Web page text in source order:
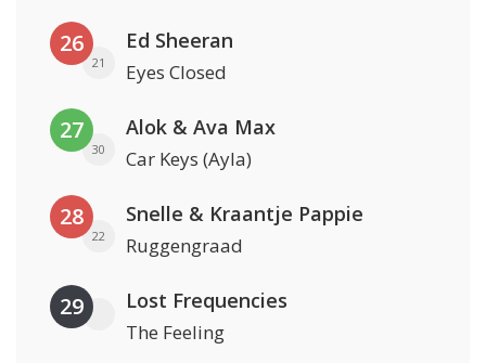
26
21
Ed Sheeran
Eyes Closed
27
30
Alok & Ava Max
Car Keys (Ayla)
28
22
Snelle & Kraantje Pappie
Ruggengraad
29 Lost Frequencies
The Feeling